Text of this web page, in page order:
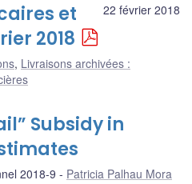
22 février 2018
et
2018
, Livraisons archivées :
Subsidy in
2018-9 Patricia Palhau Mora